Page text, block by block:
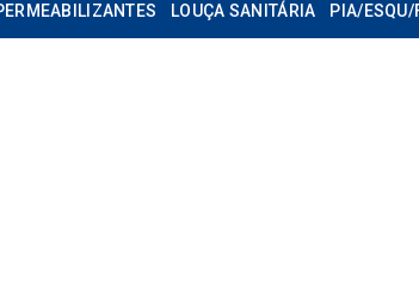
LOUÇA SANITÁRIA PIA/ESQU/